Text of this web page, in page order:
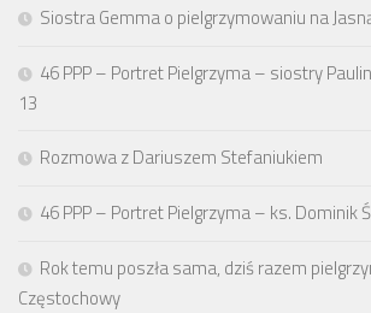
Siostra Gemma o pielgrzymowaniu na
46 PPP – Portret Pielgrzyma – siostry
13
Rozmowa z Dariuszem Stefaniukiem
46 PPP – Portret Pielgrzyma – ks. Dominik
Rok temu poszła sama, dziś razem
Częstochowy